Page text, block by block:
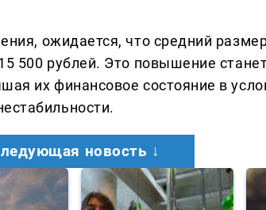
ожидается, что средний
500 рублей. Это повышение
их финансовое состояние в
новость ↓